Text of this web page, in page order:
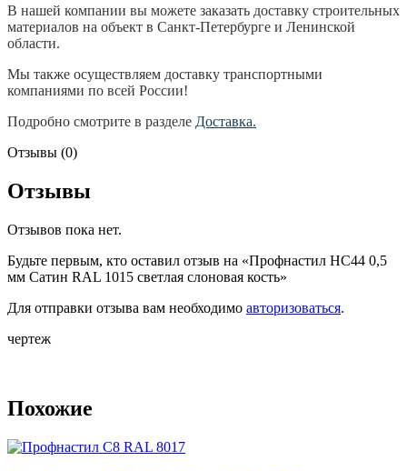
В нашей компании вы можете заказать доставку строительных
материалов на объект в Санкт-Петербурге и Ленинской
области.
Мы также осуществляем доставку транспортными
компаниями по всей России!
Подробно смотрите в разделе Доставка.
Отзывы (0)
Отзывы
Отзывов пока нет.
Будьте первым, кто оставил отзыв на «Профнастил НС44 0,5
мм Сатин RAL 1015 светлая слоновая кость»
Для отправки отзыва вам необходимо авторизоваться.
чертеж
Похожие